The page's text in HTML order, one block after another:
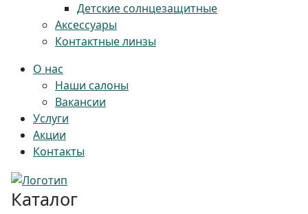
Детские солнцезащитные
Аксессуары
Контактные линзы
О нас
Наши салоны
Вакансии
Услуги
Акции
Контакты
Каталог